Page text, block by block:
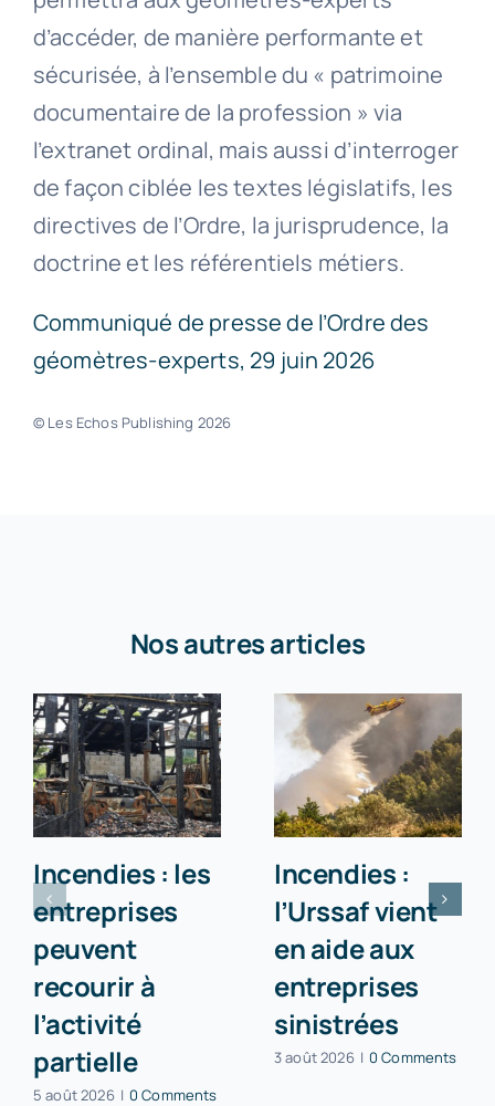
d’accéder, de manière performante et
sécurisée, à l’ensemble du « patrimoine
documentaire de la profession » via
l’extranet ordinal, mais aussi d’interroger
de façon ciblée les textes législatifs, les
directives de l’Ordre, la jurisprudence, la
doctrine et les référentiels métiers.
Communiqué de presse de l’Ordre des
géomètres-experts, 29 juin 2026
© Les Echos Publishing 2026
Nos autres articles
Incendies : les
entreprises
peuvent
recourir à
l’activité
partielle
5 août 2026 | 0 Comments
Incendies :
l’Urssaf vient
en aide aux
entreprises
sinistrées
3 août 2026 | 0 Comments